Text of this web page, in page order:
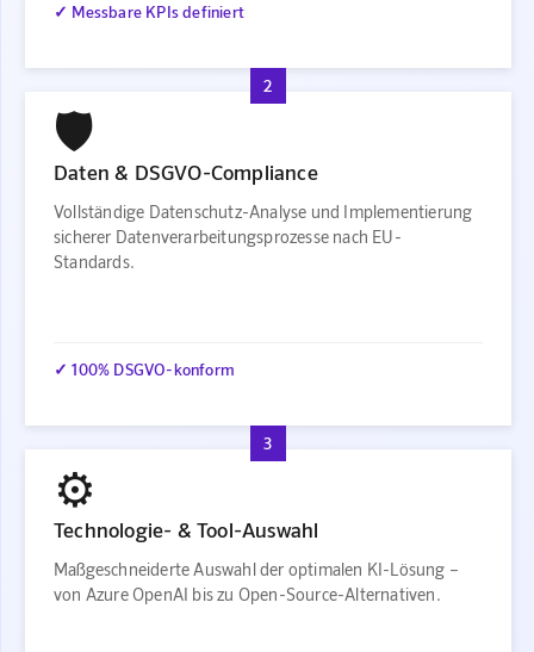
✓ Messbare KPIs definiert
2
🛡️
Daten & DSGVO-Compliance
Vollständige Datenschutz-Analyse und Implementierung
sicherer Datenverarbeitungsprozesse nach EU-
Standards.
✓ 100% DSGVO-konform
3
⚙️
Technologie- & Tool-Auswahl
Maßgeschneiderte Auswahl der optimalen KI-Lösung –
von Azure OpenAI bis zu Open-Source-Alternativen.